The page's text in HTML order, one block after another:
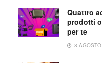
Quattro
prodotti
per te
8